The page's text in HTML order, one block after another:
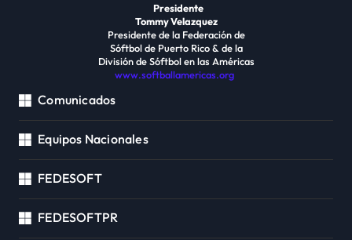
Presidente
Tommy Velazquez
Presidente de la Federación de
Sóftbol de Puerto Rico & de la
División de Sóftbol en las Américas
www.softballamericas.org
Comunicados
Equipos Nacionales
FEDESOFT
FEDESOFTPR